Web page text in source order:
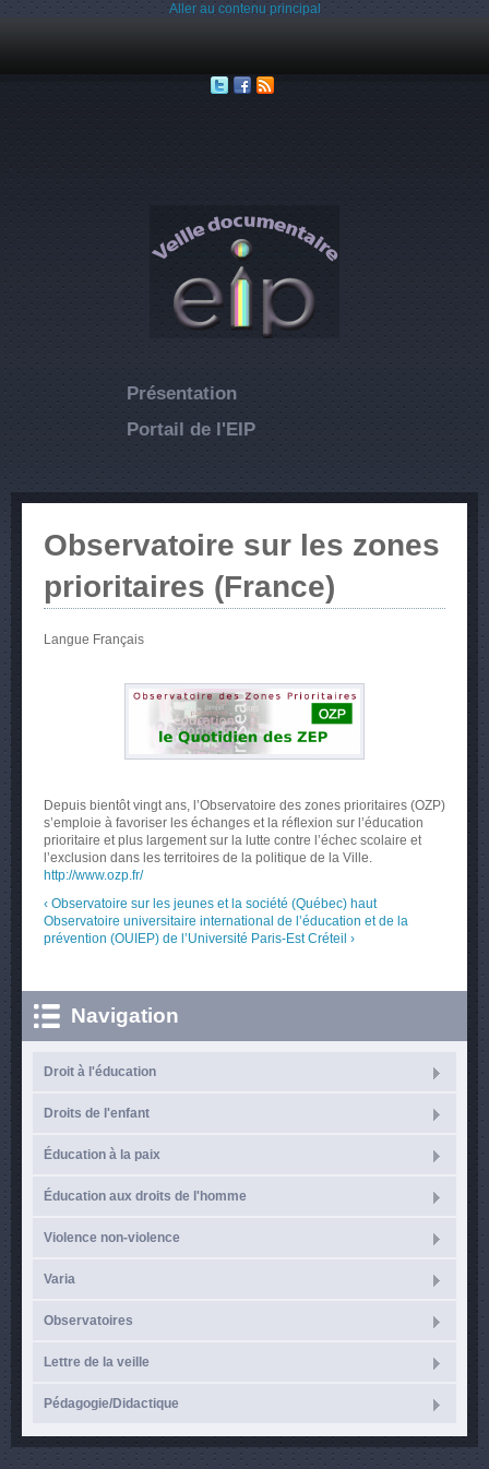
Aller au contenu principal
Présentation
Portail de l'EIP
Observatoire sur les zones
prioritaires (France)
Langue Français
Depuis bientôt vingt ans, l’Observatoire des zones prioritaires (OZP)
s’emploie à favoriser les échanges et la réflexion sur l’éducation
prioritaire et plus largement sur la lutte contre l’échec scolaire et
l’exclusion dans les territoires de la politique de la Ville.
http://www.ozp.fr/
‹ Observatoire sur les jeunes et la société (Québec) haut
Observatoire universitaire international de l’éducation et de la
prévention (OUIEP) de l’Université Paris-Est Créteil ›
Navigation
Droit à l'éducation
Droits de l'enfant
Éducation à la paix
Éducation aux droits de l'homme
Violence non-violence
Varia
Observatoires
Lettre de la veille
Pédagogie/Didactique